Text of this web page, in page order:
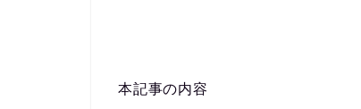
本記事の内容